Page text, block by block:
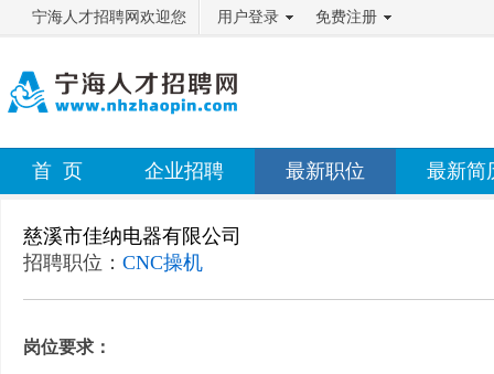
宁海人才招聘网欢迎您 用户登录 免费注册
首 页 企业招聘 最新职位 最新简
慈溪市佳纳电器有限公司
招聘职位： CNC操机
岗位要求：